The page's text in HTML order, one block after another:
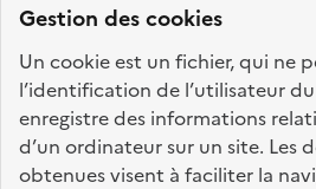
Gestion des cookies
Un cookie est un fichier, qui ne
l’identification de l’utilisateur
enregistre des informations
d’un ordinateur sur un site. Les
obtenues visent à faciliter la
Technicien-ne en
Finances publiques
Localisation :
Puy de Dôme(63)
Fonction publique :
Fonction publique de l'État